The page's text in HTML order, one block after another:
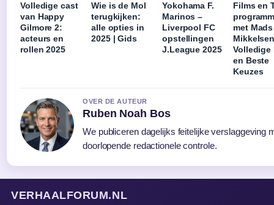
Volledige cast
van Happy
Gilmore 2:
acteurs en
rollen 2025
Wie is de Mol
terugkijken:
alle opties in
2025 | Gids
Yokohama F.
Marinos –
Liverpool FC
opstellingen
J.League 2025
Films en
met Mads
Volledige
en Beste
Keuzes
OVER DE AUTEUR
Ruben Noah Bos
We publiceren dagelijks feitelijke verslaggeving
doorlopende redactionele controle.
VERHAALFORUM.NL